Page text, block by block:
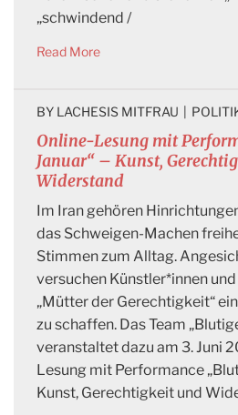
„schwindend /
Read More
Online-Lesung mit
Januar“ – Kunst,
Widerstand
BY LACHESIS MITFRAU
Im Iran gehören
das Schweigen-Machen
Stimmen zum Alltag.
versuchen Künstler*innen
„Mütter der Gerechtigkeit“
zu schaffen. Das Team
veranstaltet dazu am 3. Juni
Lesung mit Performance
Kunst, Gerechtigkeit und